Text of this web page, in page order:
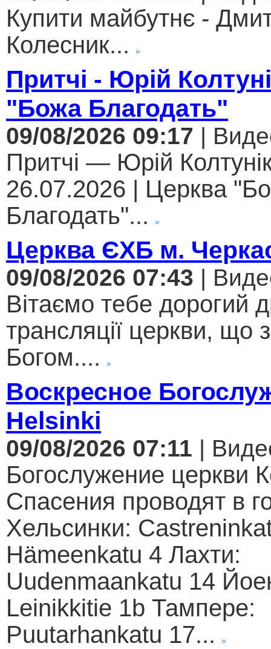
Купити майбутнє -
Колесник...
Притчі - Юрій
"Божа Благодать"
09/08/2026 09:17 |
Притчі — Юрій
26.07.2026 | Церква
Благодать"...
Церква ЄХБ м.
09/08/2026 07:43 |
Вітаємо тебе дорогий
трансляції церкви, що
Богом....
Воскресное
Helsinki
09/08/2026 07:11 |
Богослужение церкви
Спасения проводят в
Хельсинки:
Hämeenkatu 4 Лахти:
Uudenmaankatu 14
Leinikkitie 1b Тампере:
Puutarhankatu 17...